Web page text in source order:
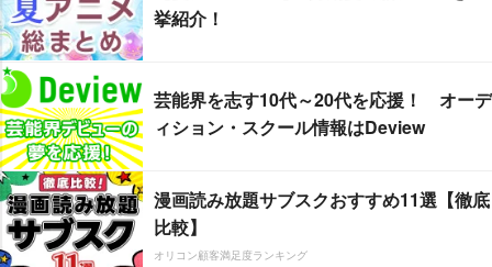
挙紹介！
芸能界を志す10代～20代を応援！ オーデ
ィション・スクール情報はDeview
漫画読み放題サブスクおすすめ11選【徹底
比較】
オリコン顧客満足度ランキング